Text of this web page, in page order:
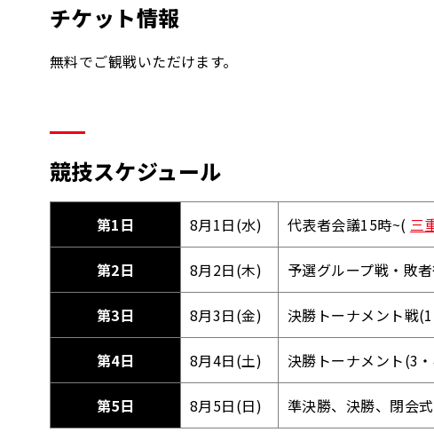
チケット情報
無料でご観戦いただけます。
競技スケジュール
第1日 8月1日(水) 代表者会議15時~( 三
第2日 8月2日(木) 予選グループ戦・敗
第3日 8月3日(金) 決勝トーナメント戦
第4日 8月4日(土) 決勝トーナメント(3
第5日 8月5日(日) 準決勝、決勝、閉会式